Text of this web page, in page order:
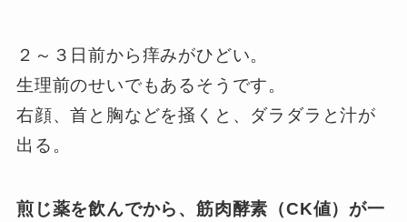
２～３日前から痒みがひどい。
生理前のせいでもあるそうです。
右顔、首と胸などを掻くと、ダラダラと汁が
出る。
煎じ薬を飲んでから、筋肉酵素（CK値）が一